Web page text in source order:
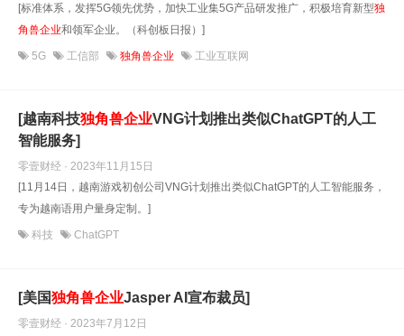
[标准体系，发挥5G领先优势，加快工业集5G产品研发推广，积极培育新型独
角兽企业和领军企业。（科创板日报）]
5G 工信部 独角兽企业 工业互联网
[越南科技独角兽企业VNG计划推出类似ChatGPT的人工
智能服务]
零壹财经 · 2023年11月15日
[11月14日，越南游戏初创公司VNG计划推出类似ChatGPT的人工智能服务，
专为越南语用户量身定制。]
科技 ChatGPT
[美国独角兽企业Jasper AI宣布裁员]
零壹财经 · 2023年7月12日